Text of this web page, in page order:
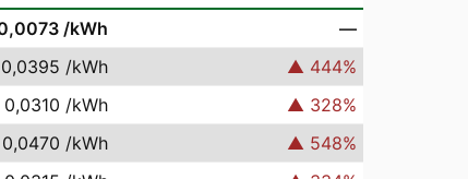
/kWh
—
/kWh ▲ 444%
/kWh ▲ 328%
/kWh ▲ 548%